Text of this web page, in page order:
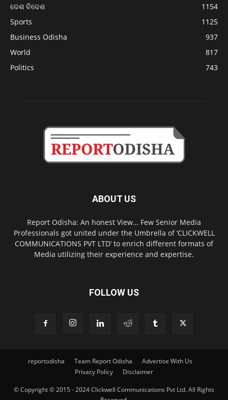
ଦେଶ ବିଦେଶ
1154
Sports
1125
Business Odisha
937
World
817
Politics
743
ABOUT US
Report Odisha: An honest View… Few Senior Media
Professionals got united under the Umbrella of ‘CLICKWELL
COMMUNICATIONS PVT LTD’ to enrich different formats of
Media utilizing their experience and expertise.
FOLLOW US
reportodisha Team Report Odisha
Advertise With Us
Privacy Policy
Disclaimer
© Copyright © 2015 - 2024 Clickwell Communications Pvt Ltd. All Rights